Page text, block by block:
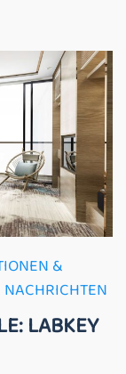
&
LABKEY